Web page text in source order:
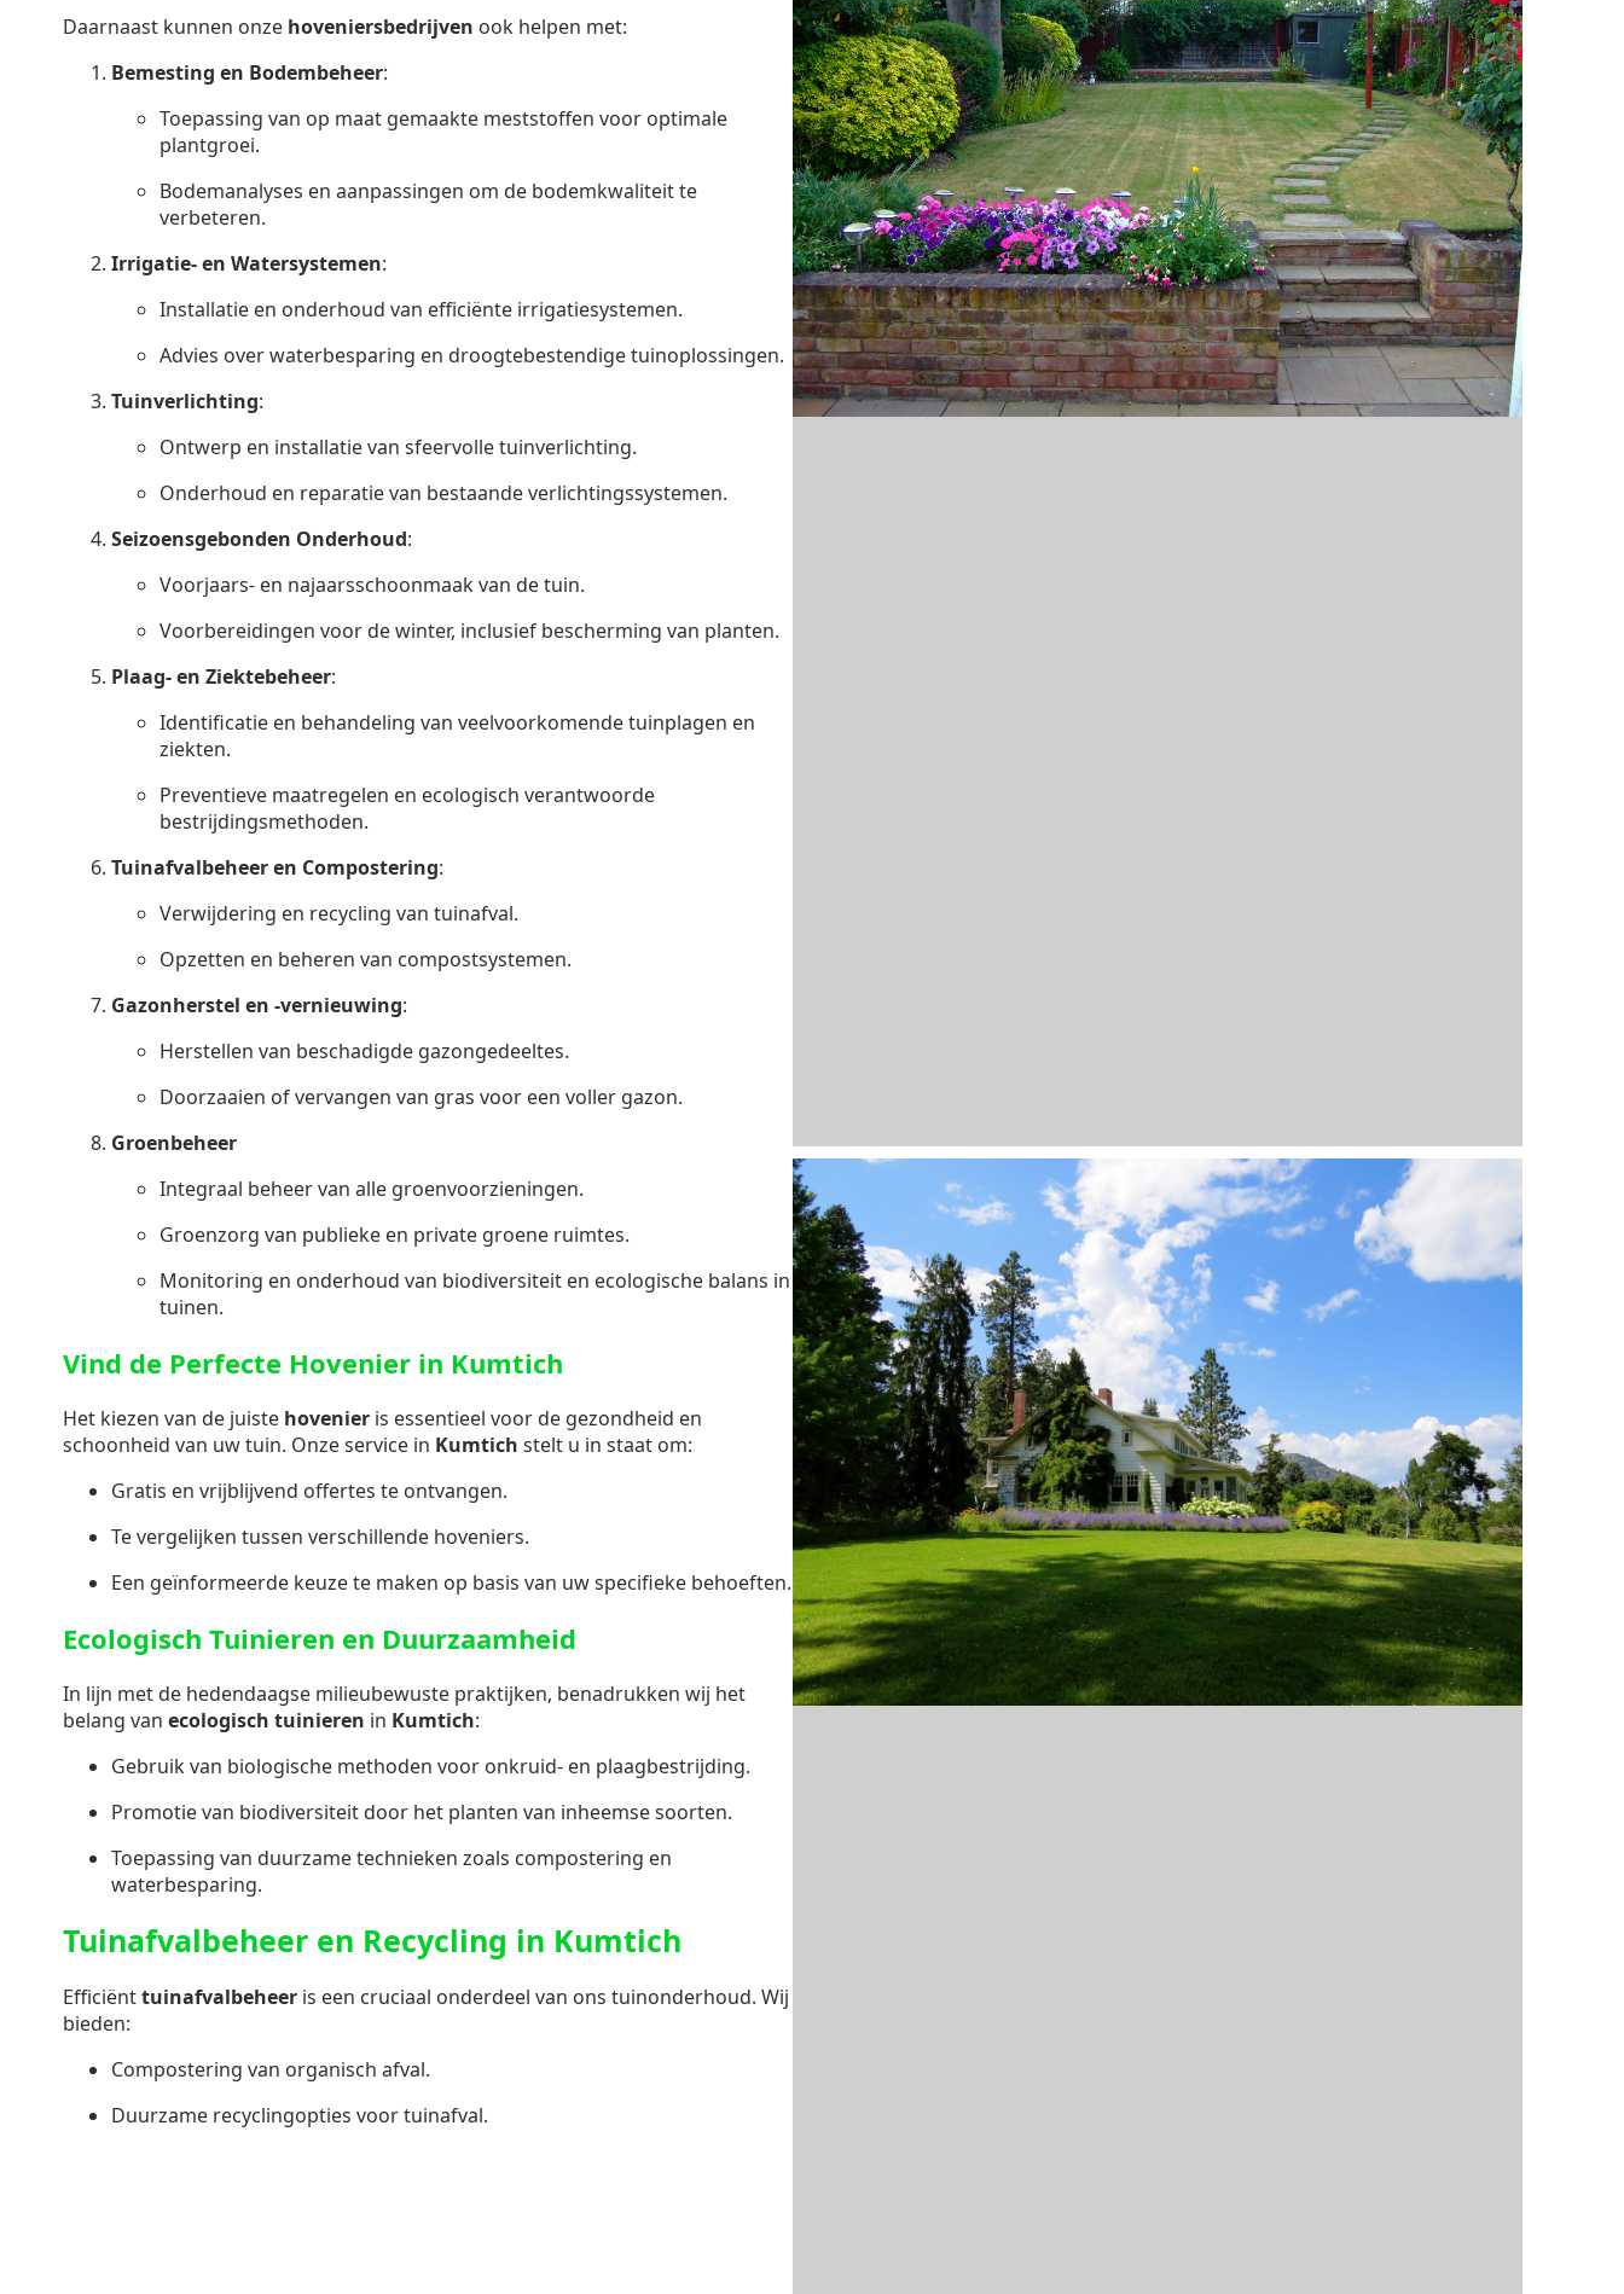
Daarnaast kunnen onze hoveniersbedrijven ook helpen met:
Bemesting en Bodembeheer:
Toepassing van op maat gemaakte meststoffen voor optimale
plantgroei.
Bodemanalyses en aanpassingen om de bodemkwaliteit te
verbeteren.
Irrigatie- en Watersystemen:
Installatie en onderhoud van efficiënte irrigatiesystemen.
Advies over waterbesparing en droogtebestendige tuinoplossingen.
Tuinverlichting:
Ontwerp en installatie van sfeervolle tuinverlichting.
Onderhoud en reparatie van bestaande verlichtingssystemen.
Seizoensgebonden Onderhoud:
Voorjaars- en najaarsschoonmaak van de tuin.
Voorbereidingen voor de winter, inclusief bescherming van planten.
Plaag- en Ziektebeheer:
Identificatie en behandeling van veelvoorkomende tuinplagen en
ziekten.
Preventieve maatregelen en ecologisch verantwoorde
bestrijdingsmethoden.
Tuinafvalbeheer en Compostering:
Verwijdering en recycling van tuinafval.
Opzetten en beheren van compostsystemen.
Gazonherstel en -vernieuwing:
Herstellen van beschadigde gazongedeeltes.
Doorzaaien of vervangen van gras voor een voller gazon.
Groenbeheer
Integraal beheer van alle groenvoorzieningen.
Groenzorg van publieke en private groene ruimtes.
Monitoring en onderhoud van biodiversiteit en ecologische balans in
tuinen.
Vind de Perfecte Hovenier in Kumtich
Het kiezen van de juiste hovenier is essentieel voor de gezondheid en
schoonheid van uw tuin. Onze service in Kumtich stelt u in staat om:
Gratis en vrijblijvend offertes te ontvangen.
Te vergelijken tussen verschillende hoveniers.
Een geïnformeerde keuze te maken op basis van uw specifieke behoeften.
Ecologisch Tuinieren en Duurzaamheid
In lijn met de hedendaagse milieubewuste praktijken, benadrukken wij het
belang van ecologisch tuinieren in Kumtich:
Gebruik van biologische methoden voor onkruid- en plaagbestrijding.
Promotie van biodiversiteit door het planten van inheemse soorten.
Toepassing van duurzame technieken zoals compostering en
waterbesparing.
Tuinafvalbeheer en Recycling in Kumtich
Efficiënttuinafvalbeheer is een cruciaal onderdeel van ons tuinonderhoud. Wij
bieden:
Compostering van organisch afval.
Duurzame recyclingopties voor tuinafval.